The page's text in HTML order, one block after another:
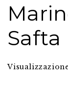
Safta